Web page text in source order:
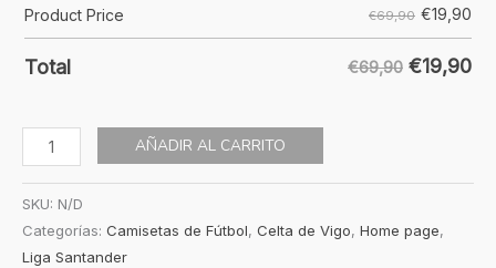
Product Price
€69,90 €19,90
Total €69,90 €19,90
AÑADIR AL CARRITO
SKU: N/D
Categorías: Camisetas de Fútbol, Celta de Vigo, Home page,
Liga Santander